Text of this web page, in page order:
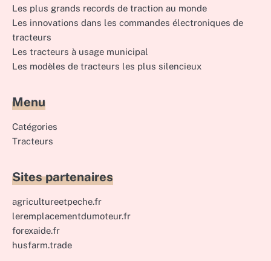
Les plus grands records de traction au monde
Les innovations dans les commandes électroniques de
tracteurs
Les tracteurs à usage municipal
Les modèles de tracteurs les plus silencieux
Menu
Catégories
Tracteurs
Sites partenaires
agricultureetpeche.fr
leremplacementdumoteur.fr
forexaide.fr
husfarm.trade